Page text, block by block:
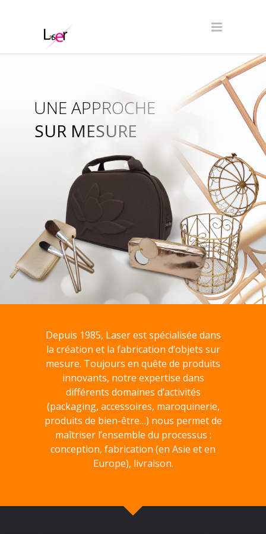
SUR MESURE
UNE APPROCHE
Depuis 1985, Laser est spécialisée dans
la création et la fabrication d’objets sur
mesure. Toujours en quête de produits
innovants, notre expertise dans
différents domaines d’activités
(packaging, accessoires, maroquinerie,
produits de bien-être…) nous permet de
maîtriser l’ensemble du processus :
conception, fabrication (en Asie et en
Europe), livraison.